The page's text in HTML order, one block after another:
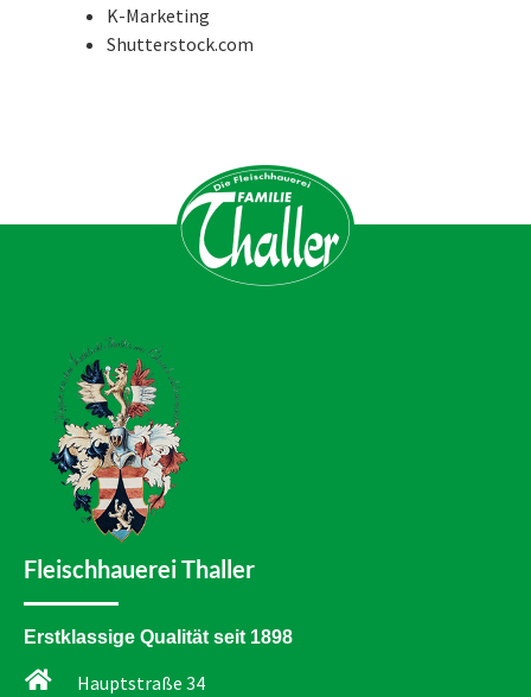
K-Marketing
Shutterstock.com
Fleischhauerei Thaller
Erstklassige Qualität seit 1898
Hauptstraße 34